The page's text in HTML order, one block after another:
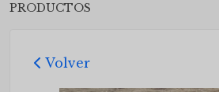
PRODUCTOS
Volver